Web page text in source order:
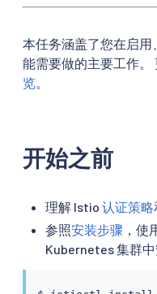
本任务涵盖了您在启
能需要做的主要工作
览
开始之前
理解 Istio 认证策略
参照安装步骤 ，使
Kubernetes 集群中